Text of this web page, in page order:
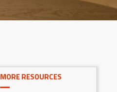
MORE RESOURCES